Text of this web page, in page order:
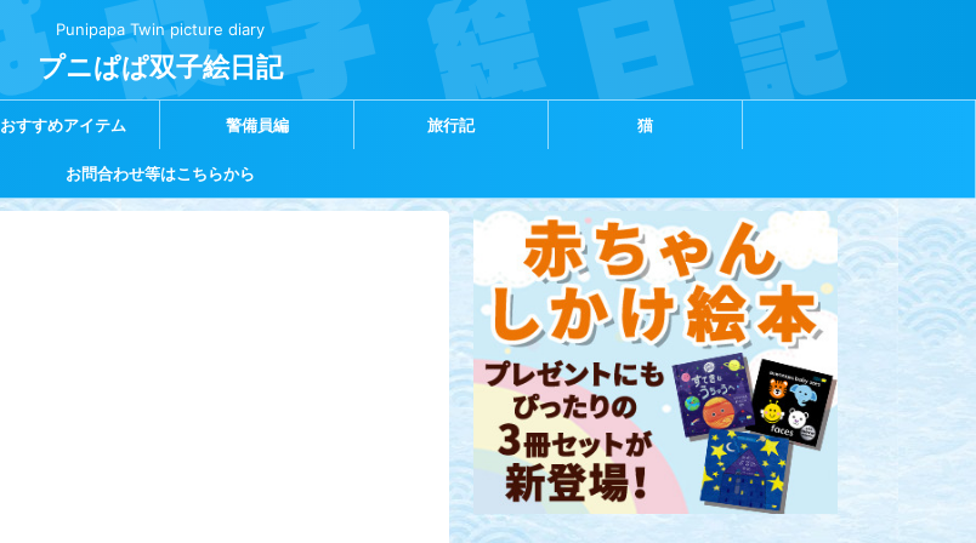
Punipapa Twin picture diary
プニぱぱ双子絵日記
おすすめアイテム 警備員編 旅行記 猫
お問合わせ等はこちらから